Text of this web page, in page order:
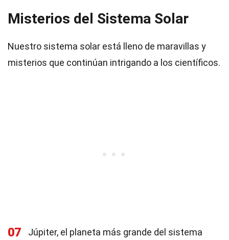
Misterios del Sistema Solar
Nuestro sistema solar está lleno de maravillas y
misterios que continúan intrigando a los científicos.
07
Júpiter, el planeta más grande del sistema